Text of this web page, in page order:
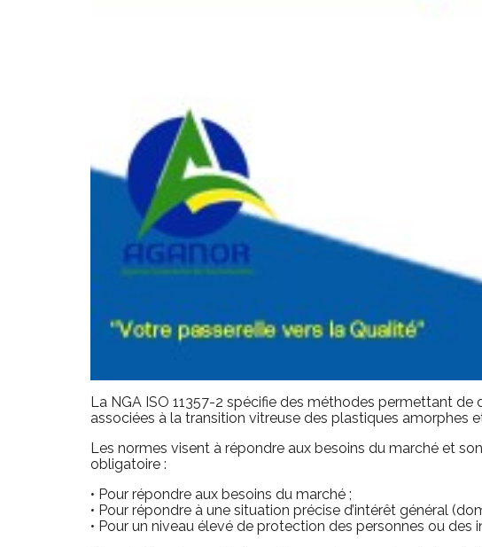
La NGA ISO 11357-2 spécifie des méthodes permettant
associées à la transition vitreuse des plastiques amorphes
Les normes visent à répondre aux besoins du marché et
obligatoire :
• Pour répondre aux besoins du marché ;
• Pour répondre à une situation précise d’intérêt général
• Pour un niveau élevé de protection des personnes ou des